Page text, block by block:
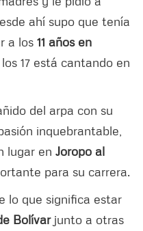
ahí supo que tenía
a los 11 años en
17 está cantando en
del arpa con su
inquebrantable,
lugar en Joropo al
para su carrera.
lo que significa estar
Bolívarjunto a otras